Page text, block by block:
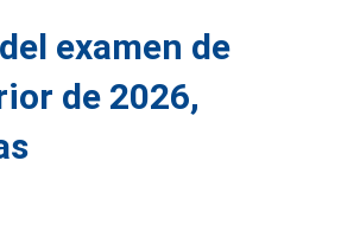
examen de
de 2026,